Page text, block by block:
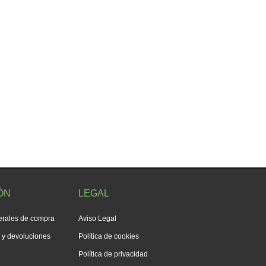
de compra
y devoluciones
LEGAL
Aviso Legal
Política de cookies
Política de privacidad